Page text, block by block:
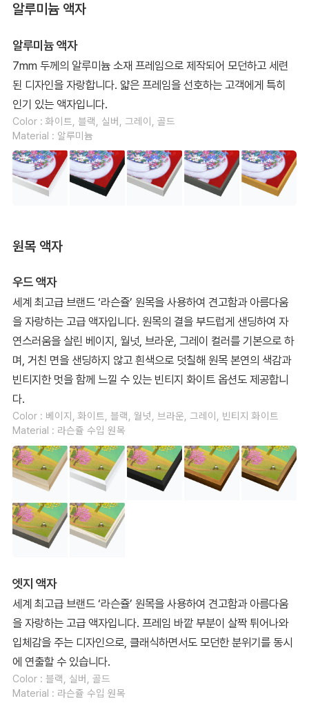
알루미늄 액자
알루미늄 액자
7mm 두께의 알루미늄 소재 프레임으로 제작되어 모던하고 세련
된 디자인을 자랑합니다. 얇은 프레임을 선호하는 고객에게 특히
인기 있는 액자입니다.
Color : 화이트, 블랙, 실버, 그레이, 골드
Material : 알루미늄
원목 액자
우드 액자
세계 최고급 브랜드 ‘라슨쥴’ 원목을 사용하여 견고함과 아름다움
을 자랑하는 고급 액자입니다. 원목의 결을 부드럽게 샌딩하여 자
연스러움을 살린 베이지, 월넛, 브라운, 그레이 컬러를 기본으로 하
며, 거친 면을 샌딩하지 않고 흰색으로 덧칠해 원목 본연의 색감과
빈티지한 멋을 함께 느낄 수 있는 빈티지 화이트 옵션도 제공합니
다.
Color : 베이지, 화이트, 블랙, 월넛, 브라운, 그레이, 빈티지 화이트
Material : 라슨쥴 수입 원목
엣지 액자
세계 최고급 브랜드 ‘라슨쥴’ 원목을 사용하여 견고함과 아름다움
을 자랑하는 고급 액자입니다. 프레임 바깥 부분이 살짝 튀어나와
입체감을 주는 디자인으로, 클래식하면서도 모던한 분위기를 동시
에 연출할 수 있습니다.
Color : 블랙, 실버, 골드
Material : 라슨쥴 수입 원목